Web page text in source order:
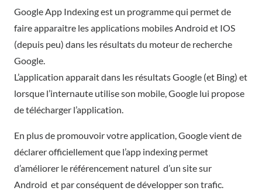
Google App Indexing est un programme qui permet de
faire apparaitre lesapplications mobiles Android et IOS
(depuis peu) dans les résultats du moteur de recherche
Google.
L’application apparait dans les résultats Google (et Bing) et
lorsque l’internaute utilise son mobile, Google lui propose
de télécharger l’application.
En plus de promouvoir votre application, Google vient de
déclarer officiellement que l’app indexing permet
d’améliorer le référencement naturel d’un site sur
Android et par conséquent de développer son trafic.